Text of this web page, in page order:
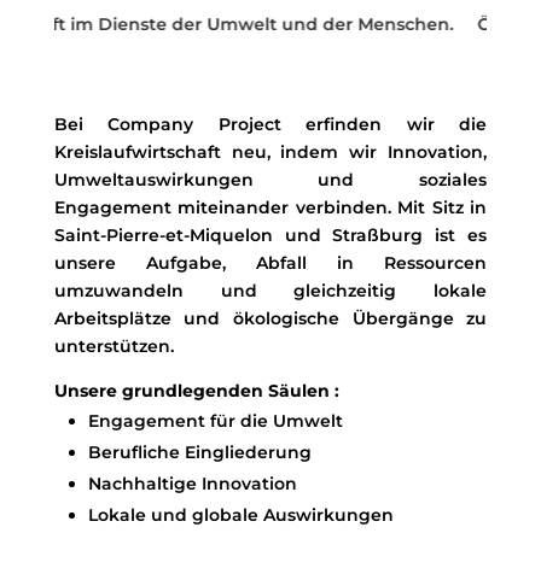
im Dienste der Umwelt und der Menschen.
Bei Company Project erfinden wir die
Kreislaufwirtschaft neu, indem wir Innovation,
Umweltauswirkungen und soziales
Engagement miteinander verbinden. Mit Sitz in
Saint-Pierre-et-Miquelon und Straßburg ist es
unsere Aufgabe, Abfall in Ressourcen
umzuwandeln und gleichzeitig lokale
Arbeitsplätze und ökologische Übergänge zu
unterstützen.
Unsere grundlegenden Säulen :
Engagement für die Umwelt
Berufliche Eingliederung
Nachhaltige Innovation
Lokale und globale Auswirkungen